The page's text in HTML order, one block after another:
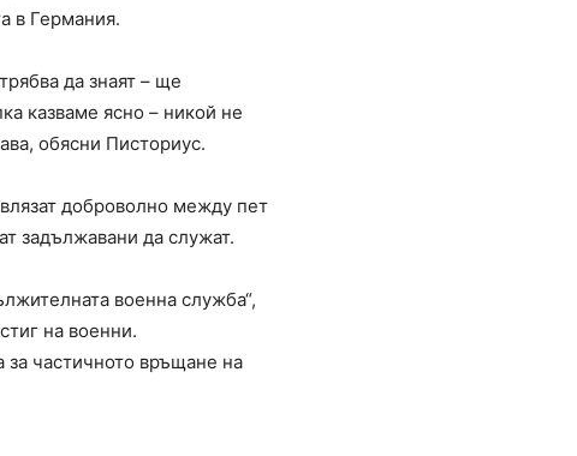
в Германия.
да знаят – ще
казваме ясно – никой не
обясни Писториус.
доброволно между пет
задължавани да служат.
военна служба“,
на военни.
частичното връщане на